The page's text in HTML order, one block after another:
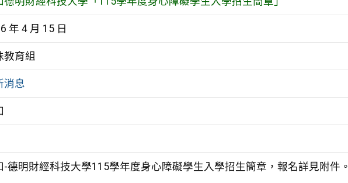
年 4 月 15 日
教育組
消息
-德明財經科技大學115學年度身心障礙學生入學招生簡章，報名詳見附件。